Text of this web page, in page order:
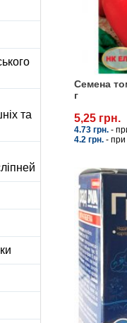
Семена
г
5,25 грн.
4.73 грн. -
4.2 грн. - при
та